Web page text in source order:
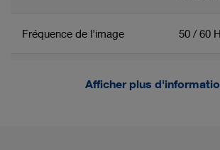
Fréquence de l'image 50 / 60
Afficher plus